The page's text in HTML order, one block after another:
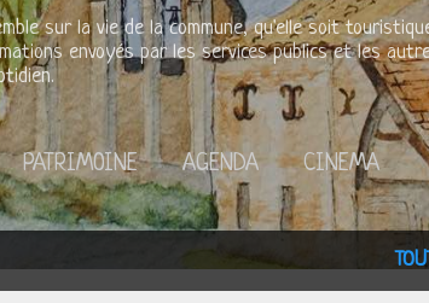
sur la vie de la commune, qu'elle soit
envoyés par les services publics et les
PATRIMOINE AGENDA CINEMA